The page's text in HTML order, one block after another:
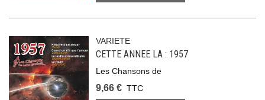
VARIETE
CETTE ANNEE LA : 1957
Les Chansons de
9,66 € TTC